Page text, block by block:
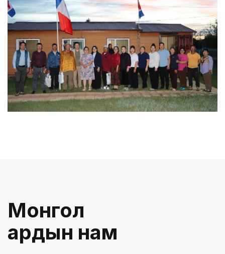
Монгол
ардын нам